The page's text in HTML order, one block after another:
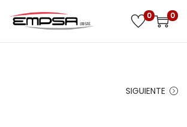
0 0
SIGUIENTE